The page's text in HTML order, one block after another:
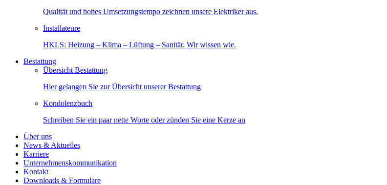
Qualität und hohes Umsetzungstempo zeichnen unsere Elektriker aus.
Installateure
HKLS: Heizung – Klima – Lüftung – Sanitär. Wir wissen wie.
Bestattung
Übersicht Bestattung
Hier gelangen Sie zur Übersicht unserer Bestattung
Kondolenzbuch
Schreiben Sie ein paar nette Worte oder zünden Sie eine Kerze an
Über uns
News & Aktuelles
Karriere
Unternehmenskommunikation
Kontakt
Downloads & Formulare